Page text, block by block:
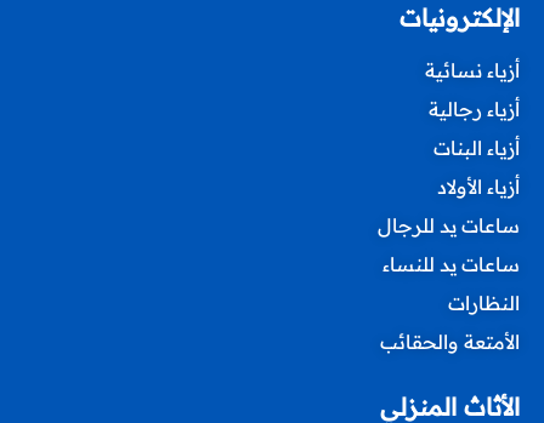
الإلكترونيات
أزياء نسائية
أزياء رجالية
أزياء البنات
أزياء الأولاد
ساعات يد للرجال
ساعات يد للنساء
النظارات
الأمتعة والحقائب
الأثاث المنزلي